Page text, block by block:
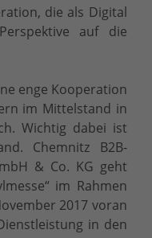
die als Digital
auf die
enge Kooperation
im Mittelstand in
Wichtig dabei ist
Chemnitz B2B-
& Co. KG geht
im Rahmen
2017 voran
in den